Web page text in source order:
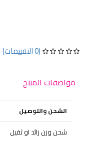
(0 التقييمات)
مواصفات المنتج
الشحن والتوصيل
شحن وزن زائد او ثقيل